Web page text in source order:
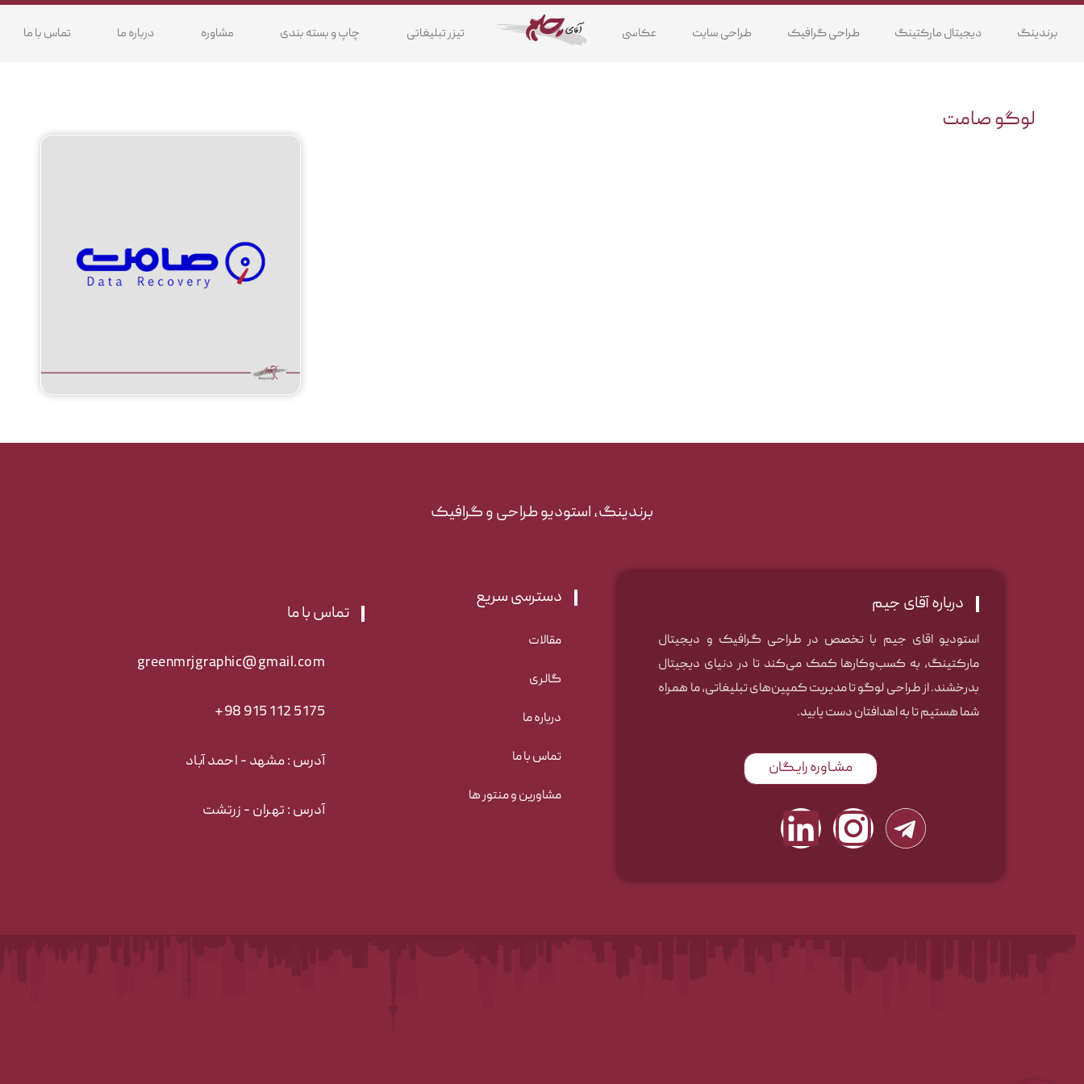
برندینگ دیجیتال مارکتینگ طراحی گرافیک طراحی سایت عکاسی تیزر تبلیغاتی چاپ و بسته بندی مشاوره درباره ما تماس با ما
لوگو صامت
برندینگ، استودیو طراحی و گرافیک
درباره آقای جیم
استودیو اقای جیم با تخصص در طراحی گرافیک و دیجیتال
مارکتینگ، به کسب‌وکارها کمک می‌کند تا در دنیای دیجیتال
بدرخشند. از طراحی لوگو تا مدیریت کمپین‌های تبلیغاتی، ما همراه
شما هستیم تا به اهدافتان دست یابید.
مشـاوره رایـگان
دسترسی سریع
مقالات
گالری
درباره ما
تماس با ما
مشاورین و منتور ها
تماس با ما
greenmrjgraphic@gmail.com
5175 112 915 98+
آدرس : مشهد - احمد آباد
آدرس : تهران - زرتشت